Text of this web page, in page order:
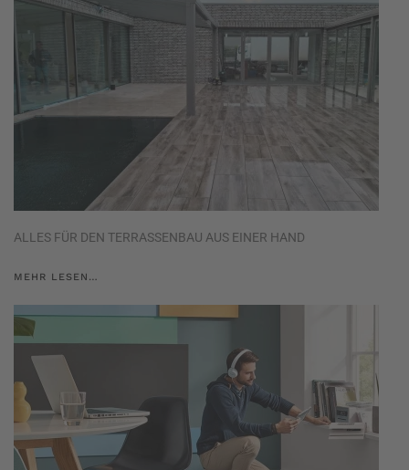
ALLES FÜR DEN TERRASSENBAU AUS EINER HAND
MEHR LESEN…